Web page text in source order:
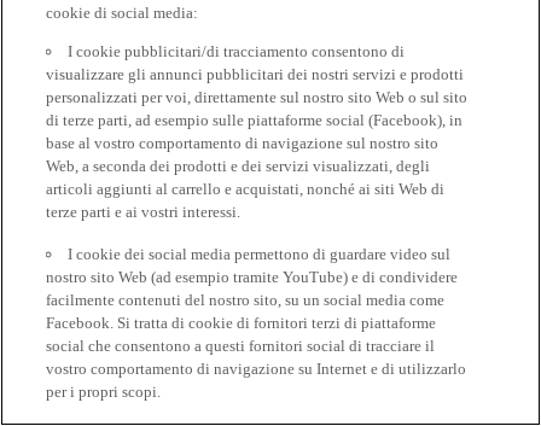
cookie di social media:
I cookie pubblicitari/di tracciamento consentono di
visualizzare gli annunci pubblicitari dei nostri servizi e prodotti
personalizzati per voi, direttamente sul nostro sito Web o sul sito
di terze parti, ad esempio sulle piattaforme social (Facebook), in
base al vostro comportamento di navigazione sul nostro sito
Web, a seconda dei prodotti e dei servizi visualizzati, degli
articoli aggiunti al carrello e acquistati, nonché ai siti Web di
terze parti e ai vostri interessi.
I cookie dei social media permettono di guardare video sul
nostro sito Web (ad esempio tramite YouTube) e di condividere
facilmente contenuti del nostro sito, su un social media come
Facebook. Si tratta di cookie di fornitori terzi di piattaforme
social che consentono a questi fornitori social di tracciare il
vostro comportamento di navigazione su Internet e di utilizzarlo
per i propri scopi.